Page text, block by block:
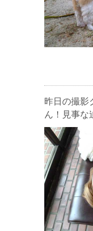
昨日の撮影
ん！見事な